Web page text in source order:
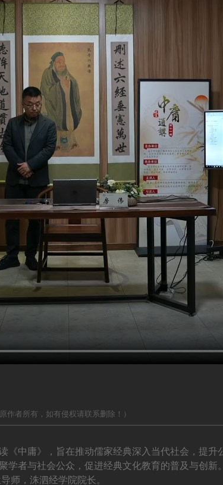
作者所有，如有侵权请联系删除！）
《中庸》，旨在推动儒家经典深入当代社会，提
学者与社会公众，促进经典文化教育的普及与创
师，洙泗经学院院长。